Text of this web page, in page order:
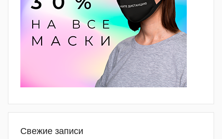
Свежие записи